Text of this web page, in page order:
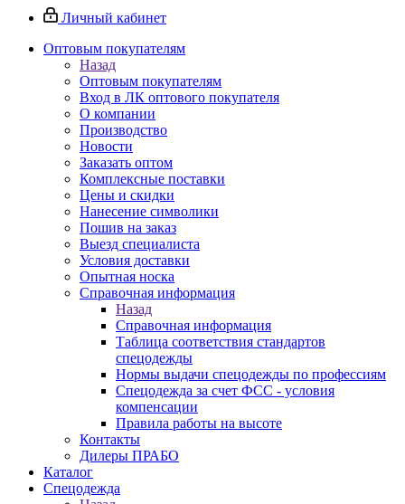
Личный кабинет
Оптовым покупателям
Назад
Оптовым покупателям
Вход в ЛК оптового покупателя
О компании
Производство
Новости
Заказать оптом
Комплексные поставки
Цены и скидки
Нанесение символики
Пошив на заказ
Выезд специалиста
Условия доставки
Опытная носка
Справочная информация
Назад
Справочная информация
Таблица соответствия стандартов
спецодежды
Нормы выдачи спецодежды по профессиям
Спецодежда за счет ФСС - условия
компенсации
Правила работы на высоте
Контакты
Дилеры ПРАБО
Каталог
Спецодежда